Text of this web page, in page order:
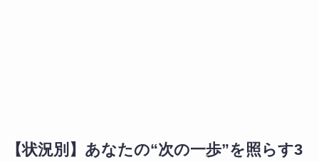
【状況別】あなたの“次の一歩”を照らす3